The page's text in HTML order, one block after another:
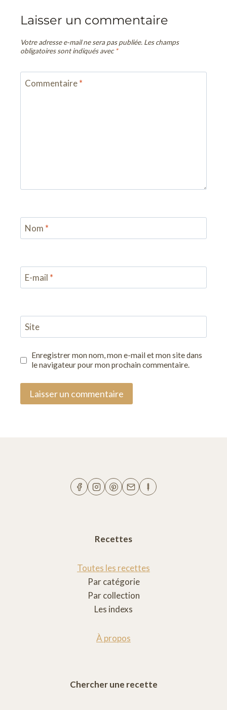
Laisser un commentaire
Votre adresse e-mail ne sera pas publiée. Les champs
obligatoires sont indiqués avec*
Commentaire*
Nom *
E-mail *
Site
Enregistrer mon nom, mon e-mail et mon site dans
le navigateur pour mon prochain commentaire.
Recettes
Toutes les recettes
Par catégorie
Par collection
Les indexs
À propos
Chercher une recette